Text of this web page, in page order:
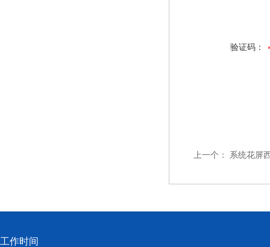
验证码：
上一个： 系统花屏
工作时间